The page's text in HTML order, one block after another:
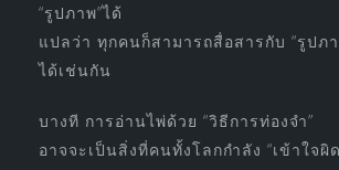
“รูปภาพ”ได้
แปลว่า ทุกคนก็สามารถสื่อสารกับ “รูปภ
ได้เช่นกัน
บางที การอ่านไพ่ด้วย “วิธีการท่องจำ”
อาจจะเป็นสิ่งที่คนทั้งโลกกำลัง “เข้าใจผิด